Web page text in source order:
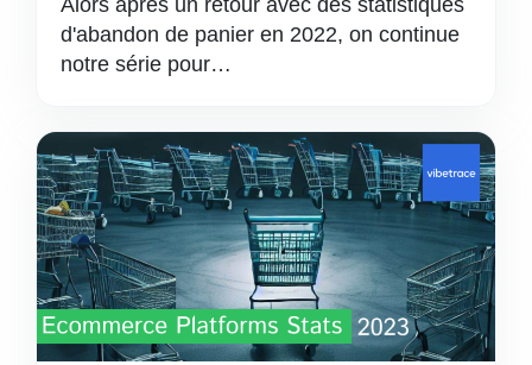
Alors après un retour avec des statistiques
d'abandon de panier en 2022, on continue
notre série pour…